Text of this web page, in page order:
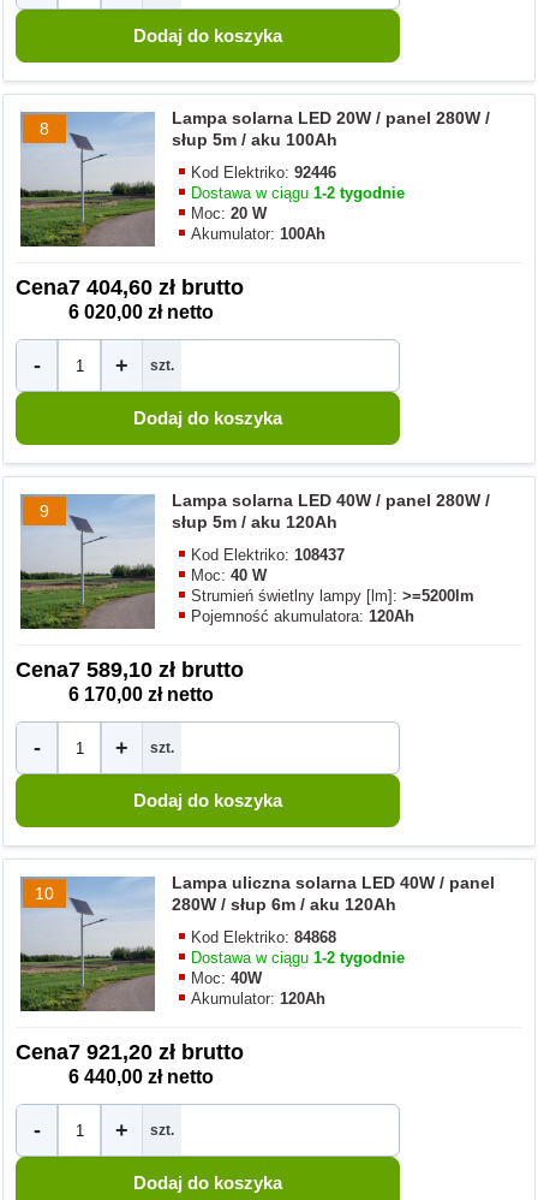
8
Lampa solarna LED 20W / panel 280W /
słup 5m / aku 100Ah
Kod Elektriko:92446
Dostawa w ciągu1-2 tygodnie
Moc:20 W
Akumulator:100Ah
Cena7 404,60 zł brutto
6 020,00 zł netto
- + szt.
9
Lampa solarna LED 40W / panel 280W /
słup 5m / aku 120Ah
Kod Elektriko:108437
Moc:40 W
Strumień świetlny lampy [lm]:>=5200lm
Pojemność akumulatora:120Ah
Cena7 589,10 zł brutto
6 170,00 zł netto
- + szt.
10
Lampa uliczna solarna LED 40W / panel
280W / słup 6m / aku 120Ah
Kod Elektriko:84868
Dostawa w ciągu1-2 tygodnie
Moc:40W
Akumulator:120Ah
Cena7 921,20 zł brutto
6 440,00 zł netto
- + szt.